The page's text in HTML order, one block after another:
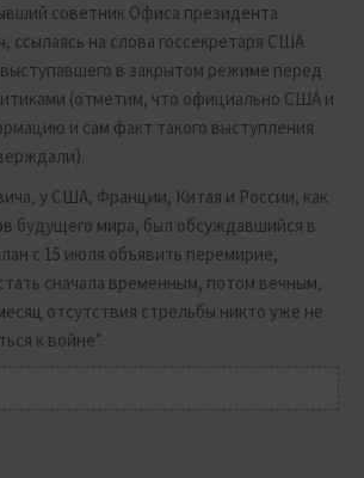
советник Офиса президента
ссылаясь на слова госсекретаря США
в закрытом режиме перед
(отметим, что официально США и
и сам факт такого выступления
у США, Франции, Китая и России, как
будущего мира, был обсуждавшийся в
с 15 июля объявить перемирие,
сначала временным, потом вечным,
отсутствия стрельбы никто уже не
к войне”.